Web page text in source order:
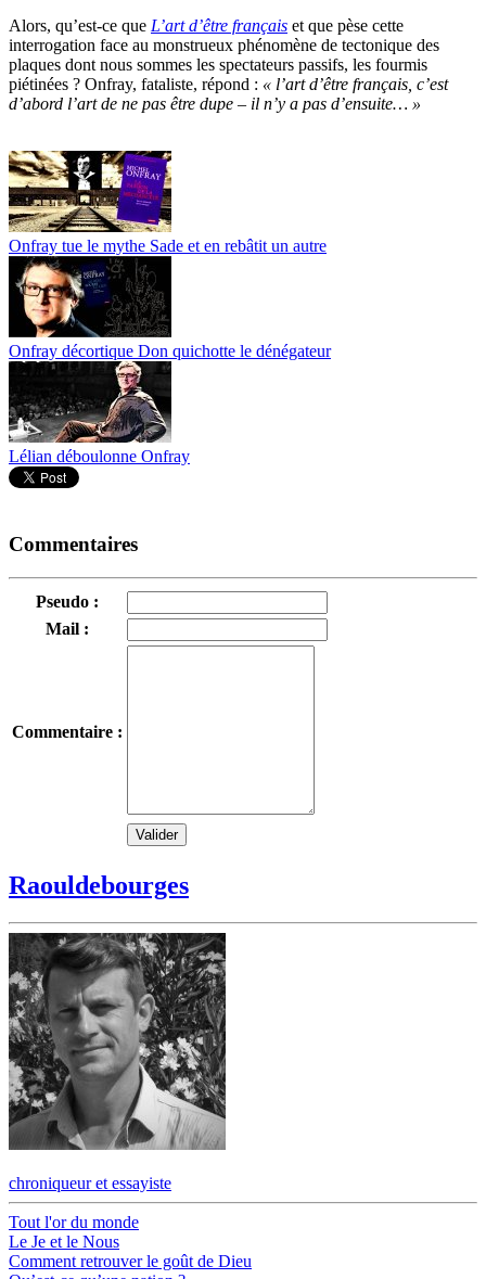
Alors, qu’est-ce que L’art d’être français et que pèse cette
interrogation face au monstrueux phénomène de tectonique des
plaques dont nous sommes les spectateurs passifs, les fourmis
piétinées ? Onfray, fataliste, répond : « l’art d’être français, c’est
d’abord l’art de ne pas être dupe – il n’y a pas d’ensuite… »
Onfray tue le mythe Sade et en rebâtit un autre
Onfray décortique Don quichotte le dénégateur
Lélian déboulonne Onfray
Commentaires
Pseudo :
Mail :
Commentaire :
Raouldebourges
chroniqueur et essayiste
Tout l'or du monde
Le Je et le Nous
Comment retrouver le goût de Dieu